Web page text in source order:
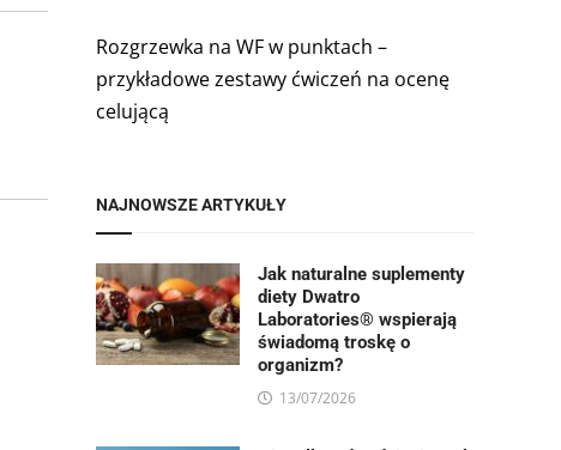
Rozgrzewka na WF w punktach –
przykładowe zestawy ćwiczeń na ocenę
celującą
NAJNOWSZE ARTYKUŁY
Jak naturalne suplementy
diety Dwatro
Laboratories® wspierają
świadomą troskę o
organizm?
13/07/2026